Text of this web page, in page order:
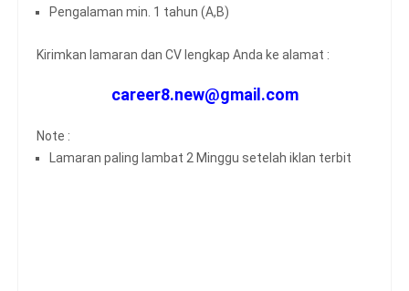
Pengalaman min. 1 tahun (A,B)
Kirimkan lamaran dan CV lengkap Anda ke alamat :
career8.new@gmail.com
Note :
Lamaran paling lambat 2 Minggu setelah iklan terbit